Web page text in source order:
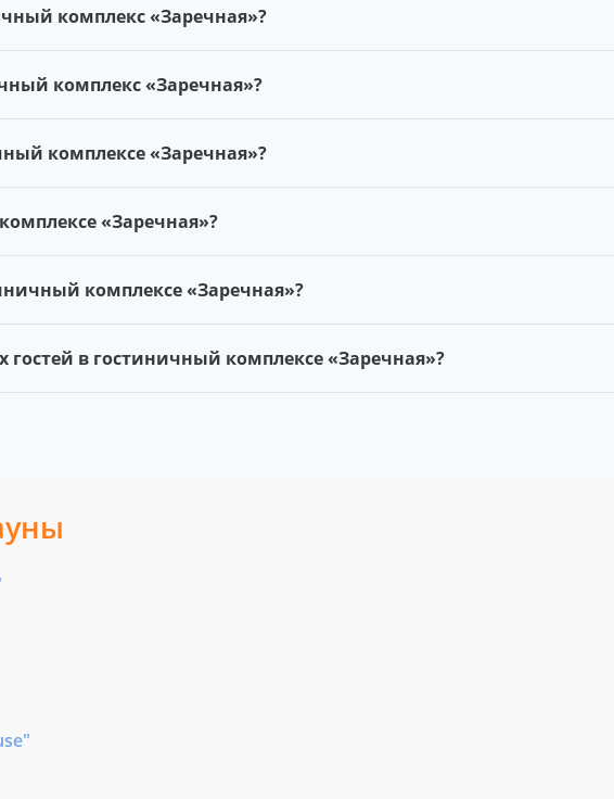
комплекс «Заречная»?
комплекс «Заречная»?
комплексе «Заречная»?
«Заречная»?
комплексе «Заречная»?
гостей в гостиничный комплексе «Заречная»?